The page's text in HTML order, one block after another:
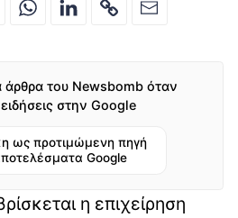
άρθρα του Newsbomb όταν
στην Google
ως προτιμώμενη πηγή
Google
η επιχείρηση